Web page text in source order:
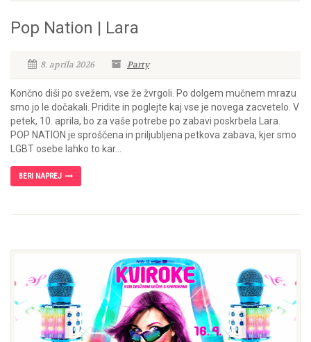
Pop Nation | Lara
8. aprila 2026 Party
Končno diši po svežem, vse že žvrgoli. Po dolgem mučnem mrazu
smo jo le dočakali. Pridite in poglejte kaj vse je novega zacvetelo. V
petek, 10. aprila, bo za vaše potrebe po zabavi poskrbela Lara.
POP NATION je sproščena in priljubljena petkova zabava, kjer smo
LGBT osebe lahko to kar...
BERI NAPREJ